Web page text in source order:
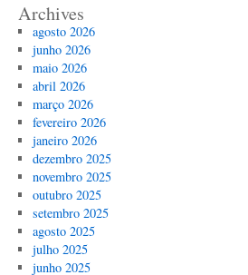
Archives
agosto 2026
junho 2026
maio 2026
abril 2026
março 2026
fevereiro 2026
janeiro 2026
dezembro 2025
novembro 2025
outubro 2025
setembro 2025
agosto 2025
julho 2025
junho 2025